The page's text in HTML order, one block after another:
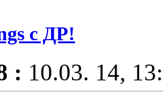
с ДР!
: 10.03. 14,